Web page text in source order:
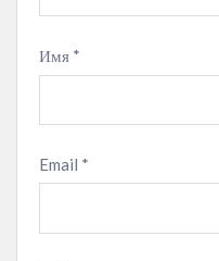
Имя *
Email *